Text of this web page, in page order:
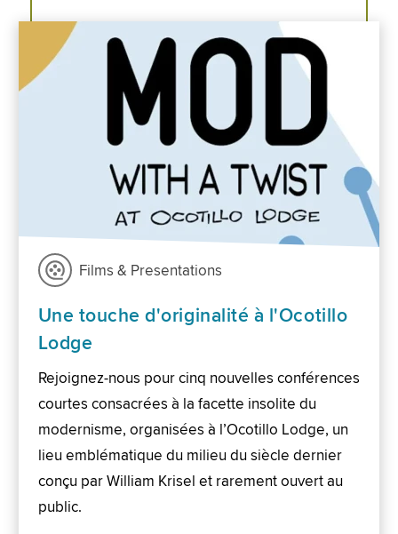
Films & Presentations
Une touche d'originalité à l'Ocotillo
Lodge
Rejoignez-nous pour cinq nouvelles conférences
courtes consacrées à la facette insolite du
modernisme, organisées à l’Ocotillo Lodge, un
lieu emblématique du milieu du siècle dernier
conçu par William Krisel et rarement ouvert au
public.